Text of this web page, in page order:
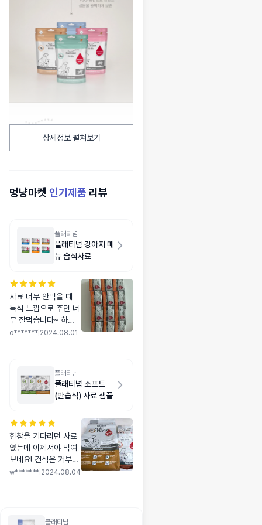
상세정보 펼쳐보기
멍냥마켓 인기제품 리뷰
플래티넘
플래티넘 강아지 메
뉴 습식사료
사료 너무 안먹을 때
특식 느낌으로 주면 너
무 잘먹습니다~ 하지
만 맛있어서 그런가 너
o******* 2024.08.01
플래티넘
플래티넘 소프트
(반습식) 사료 샘플
한참을 기다리던 사료
였는데 이제서야 먹여
보네요! 건식은 거부하
고 화식이나 동결만 먹
으로 먹이려헙니당 하
w******* 2024.08.04
플래티넘